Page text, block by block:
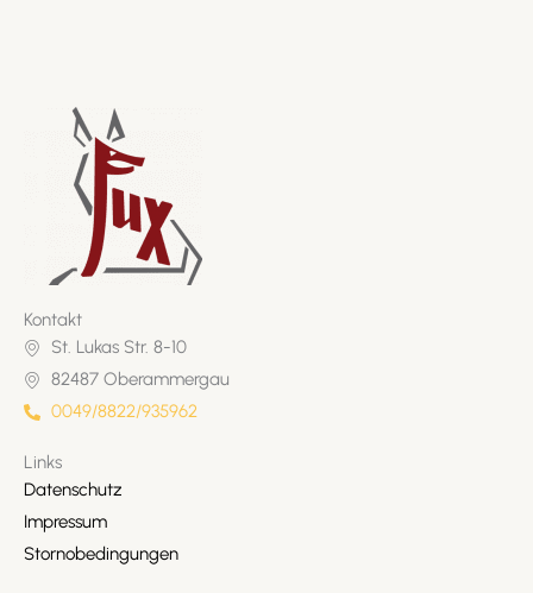
Kontakt
St. Lukas Str. 8-10
82487 Oberammergau
0049/8822/935962
Links
Datenschutz
Impressum
Stornobedingungen